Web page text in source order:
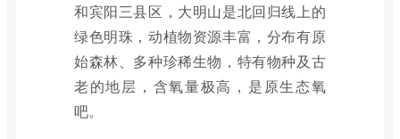
和宾阳三县区，大明山是北回归线上的
绿色明珠，动植物资源丰富，分布有原
始森林、多种珍稀生物，特有物种及古
老的地层，含氧量极高，是原生态氧
吧。